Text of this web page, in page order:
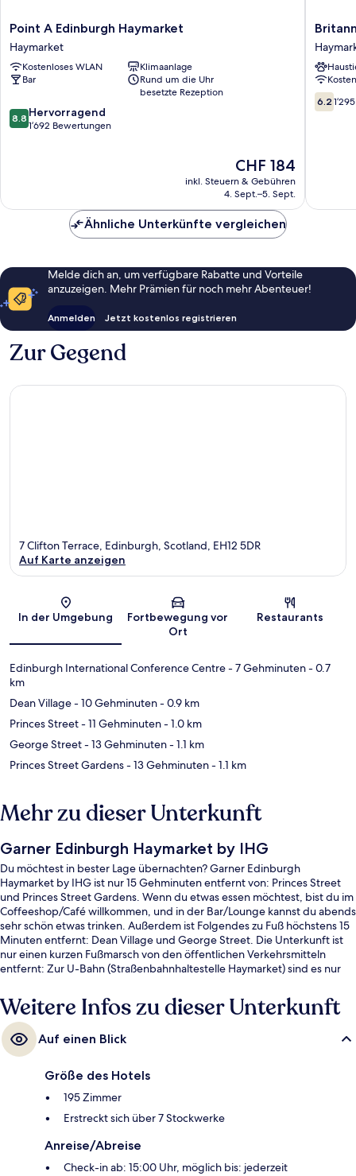
Point
A
Edinburgh
Haymarket
Haymarket
Point A Edinburgh Haymarket
Haymarket
Kostenloses WLAN
Klimaanlage
Bar
Rund um die Uhr
besetzte Rezeption
8.8
von
8.8 Hervorragend
1’692 Bewertungen
Der
Preis
beträgt
CHF 184
inkl. Steuern & Gebühren
4. Sept.–5. Sept.
Hotel
6.2
von
6.2
Ähnliche Unterkünfte vergleichen
Melde dich an, um verfügbare Rabatte und Vorteile
anzuzeigen. Mehr Prämien für noch mehr Abenteuer!
Anmelden Jetzt kostenlos registrieren
Zur Gegend
Karte
7 Clifton Terrace, Edinburgh, Scotland, EH12 5DR
Auf Karte anzeigen
In der Umgebung
Fortbewegung vor
Ort
Restaurants
Edinburgh International Conference Centre- 7 Gehminuten- 0.7
km
Dean Village- 10 Gehminuten- 0.9 km
Princes Street- 11 Gehminuten- 1.0 km
George Street- 13 Gehminuten- 1.1 km
Princes Street Gardens- 13 Gehminuten- 1.1 km
Mehr zu dieser Unterkunft
Garner Edinburgh Haymarket by IHG
Du möchtest in bester Lage übernachten? Garner Edinburgh
Haymarket by IHG ist nur 15 Gehminuten entfernt von: Princes Street
und Princes Street Gardens. Wenn du etwas essen möchtest, bist du im
Coffeeshop/Café willkommen, und in der Bar/Lounge kannst du abends
sehr schön etwas trinken. Außerdem ist Folgendes zu Fuß höchstens 15
Minuten entfernt: Dean Village und George Street. Die Unterkunft ist
nur einen kurzen Fußmarsch von den öffentlichen Verkehrsmitteln
entfernt: Zur U-Bahn (Straßenbahnhaltestelle Haymarket) sind es nur
Weitere Infos zu dieser Unterkunft
Auf einen Blick
Größe des Hotels
195 Zimmer
Erstreckt sich über 7 Stockwerke
Anreise/Abreise
Check-in ab: 15:00 Uhr, möglich bis: jederzeit